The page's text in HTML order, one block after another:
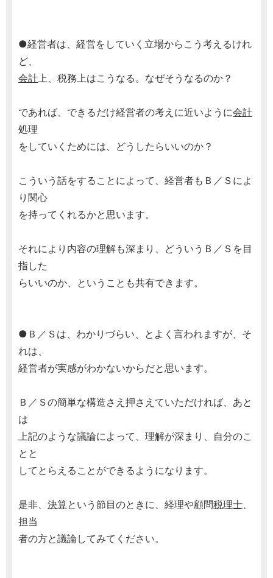
●経営者は、経営をしていく立場からこう考えるけれ
ど、
会計上、税務上はこうなる。なぜそうなるのか？
であれば、できるだけ経営者の考えに近いように会計
処理
をしていくためには、どうしたらいいのか？
こういう話をすることによって、経営者もＢ／Ｓによ
り関心
を持ってくれるかと思います。
それにより内容の理解も深まり、どういうＢ／Ｓを目
指した
らいいのか、ということも共有できます。
●Ｂ／Ｓは、わかりづらい、とよく言われますが、そ
れは、
経営者が実感がわかないからだと思います。
Ｂ／Ｓの簡単な構造さえ押さえていただければ、あと
は
上記のような議論によって、理解が深まり、自分のこ
とと
してとらえることができるようになります。
是非、 決算という節目のときに、経理や顧問税理士、
担当
者の方と議論してみてください。